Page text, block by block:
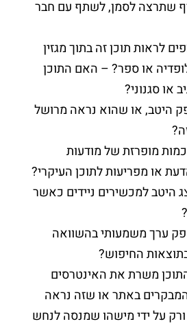
שתרצה לסמן, לשתף עם חבר
לראות תוכן זה בתוך מגזין
או ספר? – האם התוכן
או סגנוני?
היטב, או שהוא נראה מרושל
מופרזת של מודעות
או מפריעות לתוכן העיקרי?
היטב למכשירים ניידים כאשר
ערך משמעותי בהשוואה
החיפוש?
משרת את האינטרסים
באתר או שזה נראה
על ידי מישהו שמנסה לנחש